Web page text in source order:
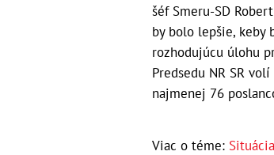
šéf Smeru-SD
by bolo lepšie, keby
rozhodujúcu úlohu
Predsedu NR SR
najmenej 76
Viac o téme: Situácia